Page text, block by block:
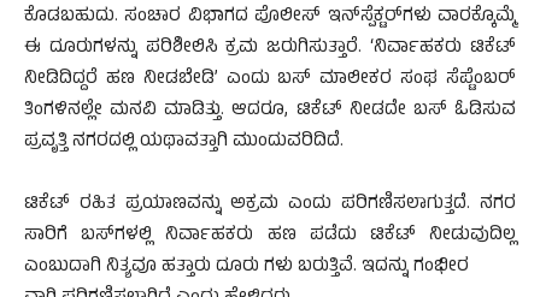
ಕೊಡಬಹುದು. ಸಂಚಾರ ವಿಭಾಗದ ಪೊಲೀಸ್‌ ಇನ್‌ಸ್ಪೆಕ್ಟರ್‌ಗಳು ವಾರಕ್ಕೊಮ್ಮೆ
ಈ ದೂರುಗಳನ್ನು ಪರಿಶೀಲಿಸಿ ಕ್ರಮ ಜರುಗಿಸುತ್ತಾರೆ. ‘ನಿರ್ವಾಹಕರು ಟಿಕೆಟ್‌
ನೀಡಿದಿದ್ದರೆ ಹಣ ನೀಡಬೇಡಿ’ ಎಂದು ಬಸ್‌ ಮಾಲೀಕರ ಸಂಘ ಸೆಪ್ಟೆಂಬರ್‌
ತಿಂಗಳಿನಲ್ಲೇ ಮನವಿ ಮಾಡಿತ್ತು. ಆದರೂ, ಟಿಕೆಟ್‌ ನೀಡದೇ ಬಸ್‌ ಓಡಿಸುವ
ಪ್ರವೃತ್ತಿ ನಗರದಲ್ಲಿ ಯಥಾವತ್ತಾಗಿ ಮುಂದುವರಿದಿದೆ.
ಟಿಕೆಟ್‌ ರಹಿತ ಪ್ರಯಾಣವನ್ನು ಅಕ್ರಮ ಎಂದು ಪರಿಗಣಿಸಲಾಗುತ್ತದೆ. ನಗರ
ಸಾರಿಗೆ ಬಸ್‌ಗಳಲ್ಲಿ ನಿರ್ವಾಹಕರು ಹಣ ಪಡೆದು ಟಿಕೆಟ್‌ ನೀಡುವುದಿಲ್ಲ
ಎಂಬುದಾಗಿ ನಿತ್ಯವೂ ಹತ್ತಾರು ದೂರು ಗಳು ಬರುತ್ತಿವೆ. ಇದನ್ನು ಗಂಭೀರ